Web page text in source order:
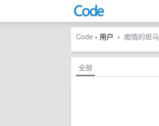
Code › 用户 › 痴情的斑马
全部